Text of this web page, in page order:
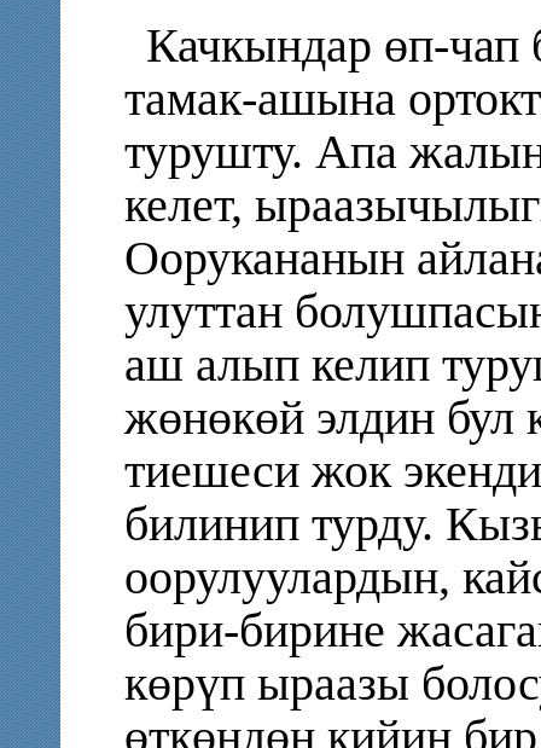
Качкындар өп-чап
тамак-ашына
турушту. Апа
келет,
Оорукананын
улуттан
аш алып келип
жөнөкөй элдин бул
тиешеси жок
билинип турду.
оорулуулардын,
бири-бирине
көрүп ыраазы
өткөндөн кийин